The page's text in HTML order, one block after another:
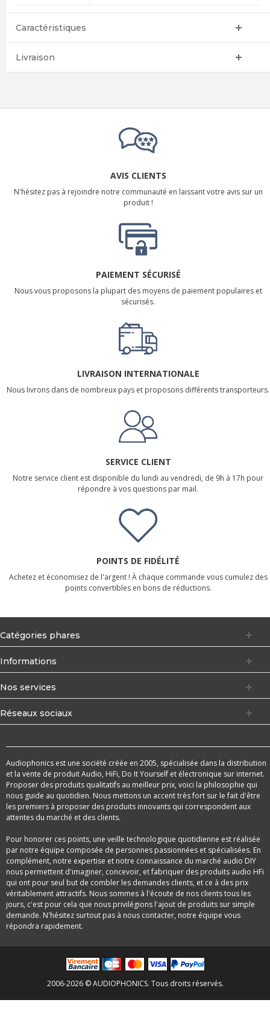
Caractéristiques
Livraison
AVIS CLIENTS
N'hésitez pas à rejoindre notre communauté en laissant votre avis sur un
produit !
PAIEMENT SÉCURISÉ
Nous vous proposons la plupart des moyens de paiement populaires et
sécurisés.
LIVRAISON INTERNATIONALE
Nous livrons dans de nombreux pays et proposons différents transporteurs.
SERVICE CLIENT
Notre service client est disponible du lundi au vendredi, de 9h à 17h pour
répondre à vos questions par mail.
POINTS DE FIDÉLITÉ
Achetez et économisez de l'argent ! À chaque commande vous cumulez des
points convertibles en bons de réductions.
Catégories phares
Informations
Nos services
Réseaux sociaux
Audiophonics est une société créée en 2005, spécialisée dans la distribution
et la vente de produit Audio, HiFi, Do It Yourself et électronique sur internet.
Proposer des produits qualitatifs au meilleur prix, voici la philosophie qui
nous guide au quotidien. Nous mettons un accent très fort sur le fait d'être
les premiers à proposer des produits innovants qui correspondent aux
attentes du marché et des clients.
Pour honorer ces points, une veille technologique quotidienne est réalisée
par notre équipe composée de personnes passionnées et spécialisées. En
complément, notre expertise et notre connaissance du marché audio DIY
nous permettent d'imaginer, concevoir, et fabriquer des produits audio HFi
qui ont pour seul but de combler les demandes clients, et ce à des prix
véritablement attractifs. Nous sommes à l'écoute de nos clients tous les
jours, c'est pour cela que nous privilégions l'ajout de produits sur simple
demande. N'hésitez surtout pas à nous contacter, notre équipe vous
répondra rapidement.
2006-2026 © AUDIOPHONICS. Tous droits réservés.